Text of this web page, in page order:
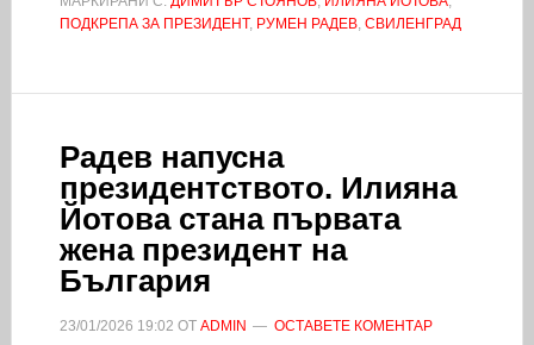
ПОДКРЕПА ЗА ПРЕЗИДЕНТ, РУМЕН РАДЕВ, СВИЛЕНГРАД
Радев напусна
президентството. Илияна
Йотова стана първата
жена президент на
България
23/01/2026 19:02 ОТ ADMIN ОСТАВЕТЕ КОМЕНТАР